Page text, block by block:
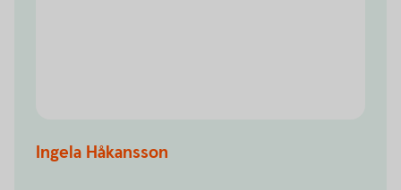
Ingela Håkansson